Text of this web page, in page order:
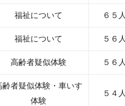
福祉について ６５人
福祉について ５６人
高齢者疑似体験 ５６人
齢者疑似体験・車いす
体験
５４人